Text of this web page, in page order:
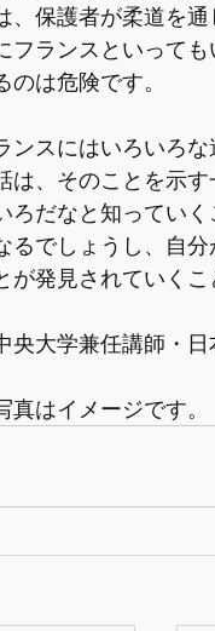
、保護者が柔道を
フランスといって
のは危険です。
ンスにはいろいろ
は、そのことを示
ろだなと知ってい
るでしょうし、自
が発見されていくこ
央大学兼任講師・日
はイメージです。